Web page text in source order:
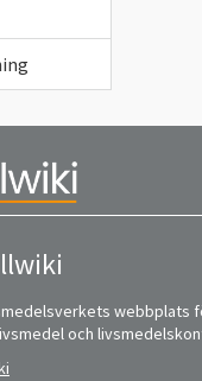
webbplats
och